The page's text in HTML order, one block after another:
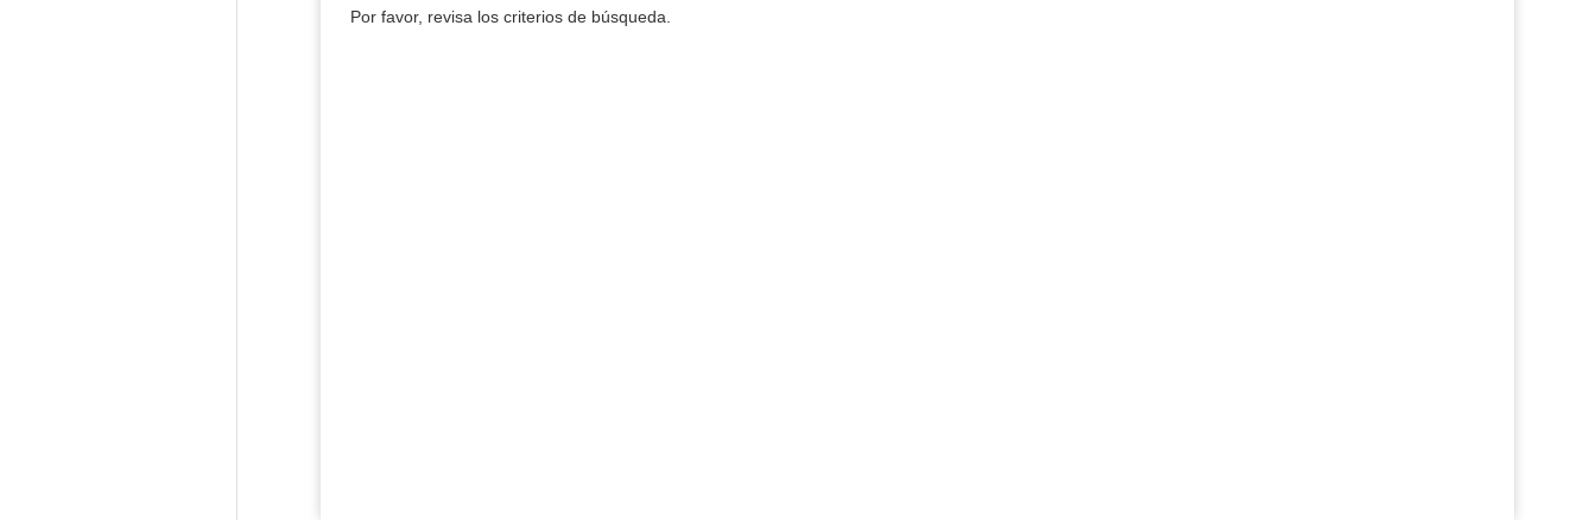
Por favor, revisa los criterios de búsqueda.